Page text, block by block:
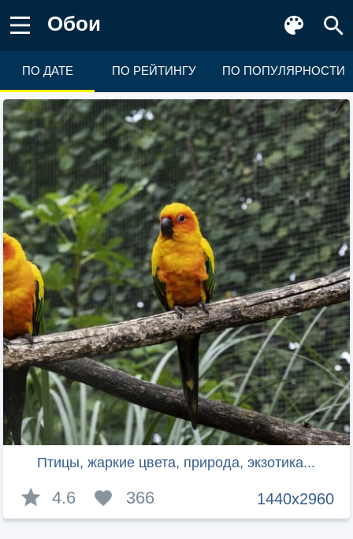
Обои
ПО ДАТЕ ПО РЕЙТИНГУ ПО ПОПУЛЯРНОСТИ
Птицы, жаркие цвета, природа, экзотика...
1440x2960
4.6 366